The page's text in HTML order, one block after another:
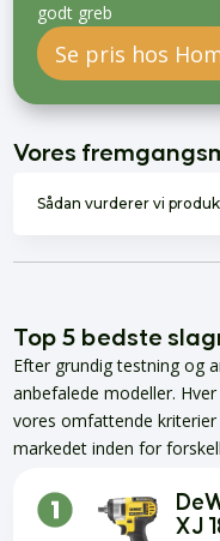
godt greb
Se pris hos
Vores
Sådan vurderer vi
Top 5 bedste
Efter grundig testning og
anbefalede modeller.
vores omfattende
markedet inden for
XJ